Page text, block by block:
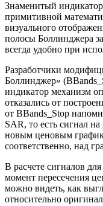
Знаменитый
примитивной
визуального
полосы Боллинджера
всегда удобно при
Разработчики
Боллинджер»
индикатор механизм
отказались от
от BBands_Stop
SAR, то есть сигнал
новым ценовым
соответственно, над
В расчете сигналов
момент пересечения
можно видеть, как
относительно